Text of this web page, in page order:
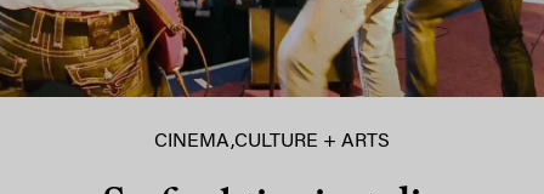
CINEMA,CULTURE + ARTS